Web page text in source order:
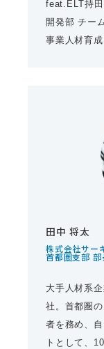
feat.ELT持
開発部 チー
事業人材育
田中 将太
株式会社サー
首都圏支部 部
大手人材系
社。首都圏
者を務め、
トとして、